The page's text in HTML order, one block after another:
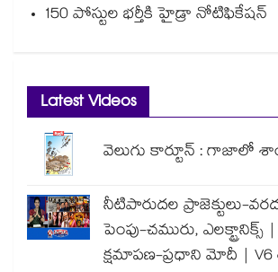
150 పోస్టుల భర్తీకి హైడ్రా నోటిఫికేషన్
Latest Videos
వెలుగు కార్టూన్ : గాజాలో
నీటిపారుదల ప్రాజెక్టులు-
పెంపు-చమురు,
క్షమాపణ-ప్రధాని మోదీ | V6